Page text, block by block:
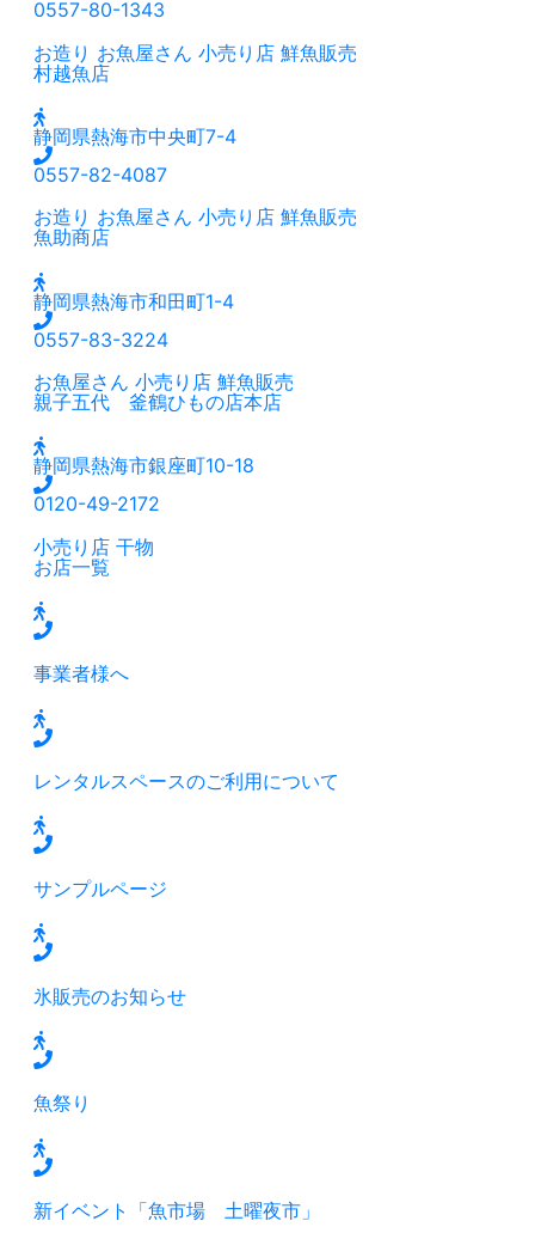
0557-80-1343
お造り お魚屋さん 小売り店 鮮魚販売
村越魚店
静岡県熱海市中央町7-4
0557-82-4087
お造り お魚屋さん 小売り店 鮮魚販売
魚助商店
静岡県熱海市和田町1-4
0557-83-3224
お魚屋さん 小売り店 鮮魚販売
親子五代 釜鶴ひもの店本店
静岡県熱海市銀座町10-18
0120-49-2172
小売り店 干物
お店一覧
事業者様へ
レンタルスペースのご利用について
サンプルページ
氷販売のお知らせ
魚祭り
新イベント「魚市場 土曜夜市」